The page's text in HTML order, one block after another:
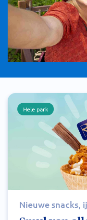
Hele park
Nieuwe snacks,